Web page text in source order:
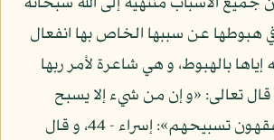
هبوطها عن سببها الخاص بها انفعال
بالهبوط، و هي شاعرة لأمر ربها
قال تعالى: «و إن من شيء إلا يسبح
بحمده، و لكن لا تفقهون تسبيحهم»: إسراء - 44، و قال